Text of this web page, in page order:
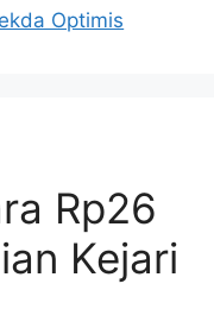
Optimis
Rp26
Kejari